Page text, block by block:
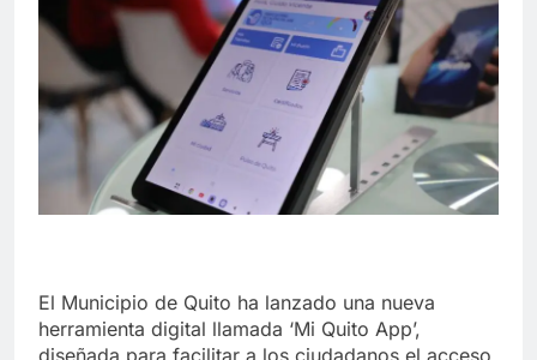
El Municipio de Quito ha lanzado una nueva
herramienta digital llamada ‘Mi Quito App’,